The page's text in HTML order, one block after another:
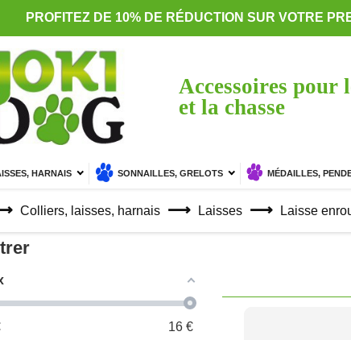
PROFITEZ DE 10% DE RÉDUCTION SUR VOTRE
Accessoires pour
et la chasse
HARNAIS SONNAILLES, GRELOTS MÉDAILLES,
Colliers, laisses, harnais Laisses Laisse
16 €